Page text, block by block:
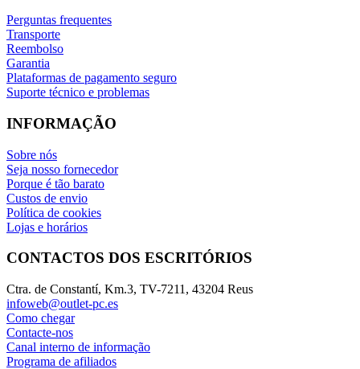
Perguntas frequentes
Transporte
Reembolso
Garantia
Plataformas de pagamento seguro
Suporte técnico e problemas
INFORMAÇÃO
Sobre nós
Seja nosso fornecedor
Porque é tão barato
Custos de envio
Política de cookies
Lojas e horários
CONTACTOS DOS ESCRITÓRIOS
Ctra. de Constantí, Km.3, TV-7211, 43204 Reus
infoweb@outlet-pc.es
Como chegar
Contacte-nos
Canal interno de informação
Programa de afiliados